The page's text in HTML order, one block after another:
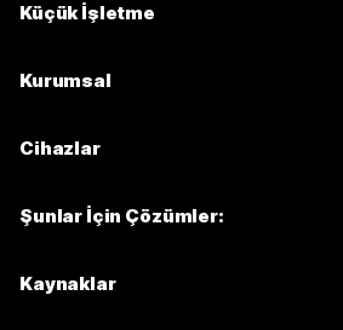
Küçük İşletme
Kurumsal
Cihazlar
Şunlar İçin Çözümler:
Kaynaklar